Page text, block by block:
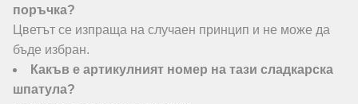
поръчка?
Цветът се изпраща на случаен принцип и не може да
бъде избран.
Какъв е артикулният номер на тази сладкарска
шпатула?